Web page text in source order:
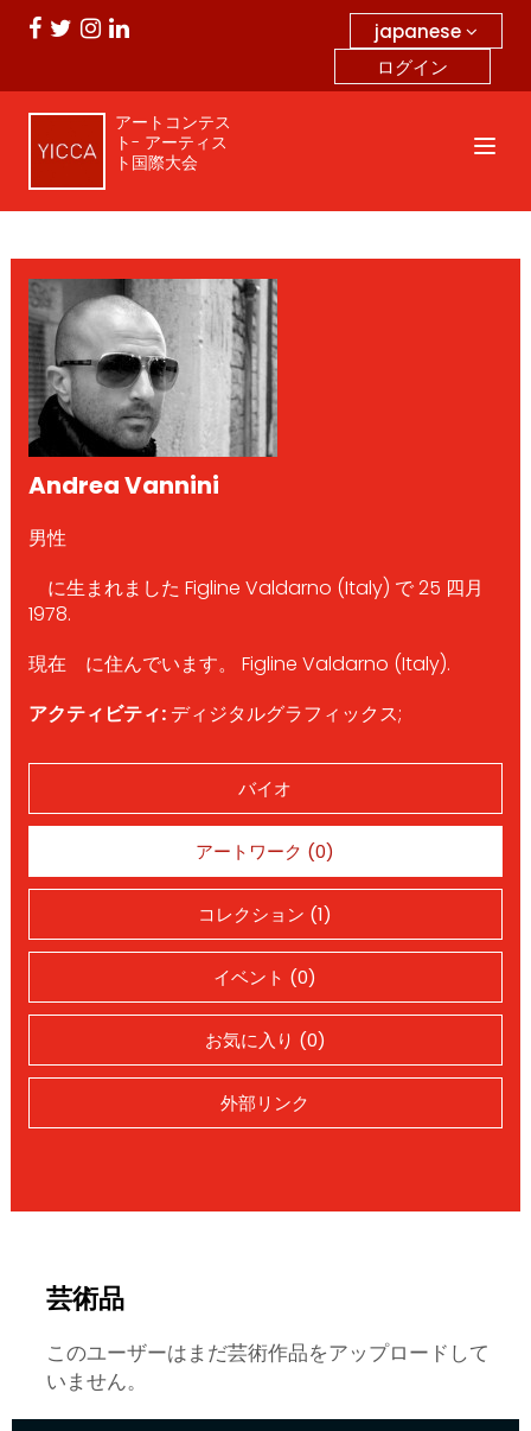
japanese
ログイン
アートコンテス
ト- アーティス
ト国際大会
Andrea Vannini
男性
に生まれました Figline Valdarno (Italy) で 25 四月
1978.
現在 に住んでいます。 Figline Valdarno (Italy).
アクティビティ:ディジタルグラフィックス;
バイオ
アートワーク (0)
コレクション (1)
イベント (0)
お気に入り (0)
外部リンク
芸術品
このユーザーはまだ芸術作品をアップロードして
いません。